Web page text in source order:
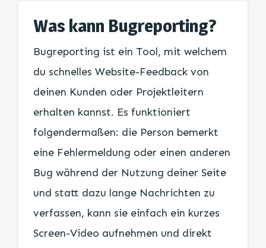
Was kann Bugreporting?
Bugreporting ist ein Tool, mit welchem
du schnelles Website-Feedback von
deinen Kunden oder Projektleitern
erhalten kannst. Es funktioniert
folgendermaßen: die Person bemerkt
eine Fehlermeldung oder einen anderen
Bug während der Nutzung deiner Seite
und statt dazu lange Nachrichten zu
verfassen, kann sie einfach ein kurzes
Screen-Video aufnehmen und direkt